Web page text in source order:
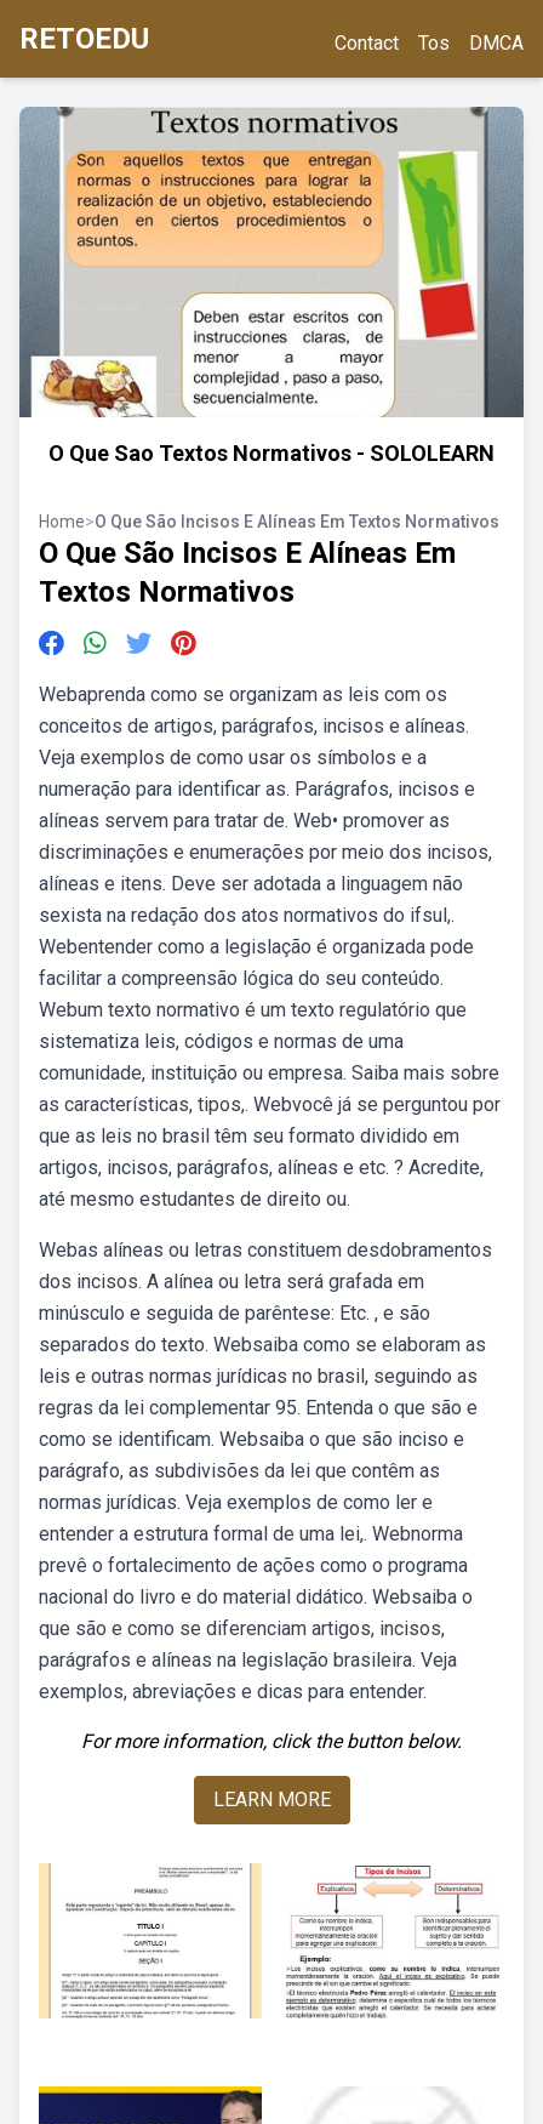
RETOEDU Contact Tos DMCA
O Que Sao Textos Normativos - SOLOLEARN
Home>O Que São Incisos E Alíneas Em Textos Normativos
O Que São Incisos E Alíneas Em
Textos Normativos
Webaprenda como se organizam as leis com os
conceitos de artigos, parágrafos, incisos e alíneas.
Veja exemplos de como usar os símbolos e a
numeração para identificar as. Parágrafos, incisos e
alíneas servem para tratar de. Web• promover as
discriminações e enumerações por meio dos incisos,
alíneas e itens. Deve ser adotada a linguagem não
sexista na redação dos atos normativos do ifsul,.
Webentender como a legislação é organizada pode
facilitar a compreensão lógica do seu conteúdo.
Webum texto normativo é um texto regulatório que
sistematiza leis, códigos e normas de uma
comunidade, instituição ou empresa. Saiba mais sobre
as características, tipos,. Webvocê já se perguntou por
que as leis no brasil têm seu formato dividido em
artigos, incisos, parágrafos, alíneas e etc. ? Acredite,
até mesmo estudantes de direito ou.
Webas alíneas ou letras constituem desdobramentos
dos incisos. A alínea ou letra será grafada em
minúsculo e seguida de parêntese: Etc. , e são
separados do texto. Websaiba como se elaboram as
leis e outras normas jurídicas no brasil, seguindo as
regras da lei complementar 95. Entenda o que são e
como se identificam. Websaiba o que são inciso e
parágrafo, as subdivisões da lei que contêm as
normas jurídicas. Veja exemplos de como ler e
entender a estrutura formal de uma lei,. Webnorma
prevê o fortalecimento de ações como o programa
nacional do livro e do material didático. Websaiba o
que são e como se diferenciam artigos, incisos,
parágrafos e alíneas na legislação brasileira. Veja
exemplos, abreviações e dicas para entender.
For more information, click the button below.
LEARN MORE